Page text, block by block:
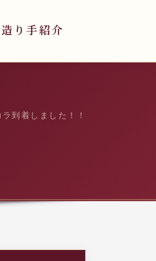
造り手紹介
到着しました！！